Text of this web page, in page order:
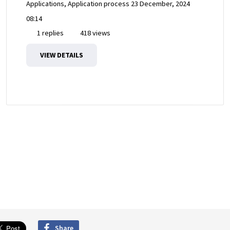
Applications, Application process 23 December, 2024
08:14
1 replies
418 views
VIEW DETAILS
Share